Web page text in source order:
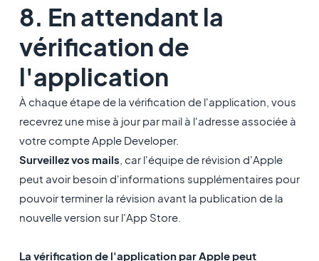
8. En attendant la
vérification de
l'application
À chaque étape de la vérification de l'application, vous
recevrez une mise à jour par mail à l'adresse associée à
votre compte Apple Developer.
Surveillez vos mails , car l'équipe de révision d'Apple
peut avoir besoin d'informations supplémentaires pour
pouvoir terminer la révision avant la publication de la
nouvelle version sur l'App Store.
La vérification de l'application par Apple peut